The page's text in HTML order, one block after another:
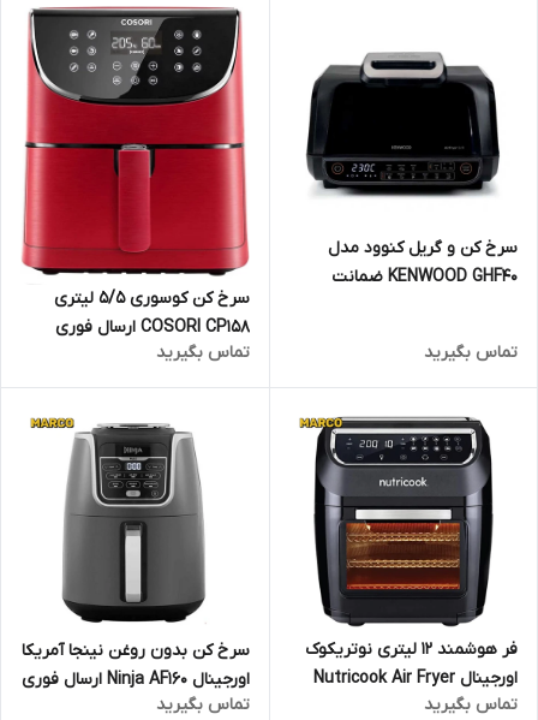
سرخ کن و گریل کنوود مدل
KENWOOD GHF40 ضمانت
تماس بگیرید
سرخ کن کوسوری 5/5 لیتری
COSORI CP158 ارسال فوری
تماس بگیرید
فر هوشمند 12 لیتری نوتریکوک
اورجینال Nutricook Air Fryer
Oven ‎AO112K ارسال فوری
تماس بگیرید
سرخ کن بدون روغن نینجا آمریکا
اورجینال Ninja AF160 ارسال فوری
تماس بگیرید